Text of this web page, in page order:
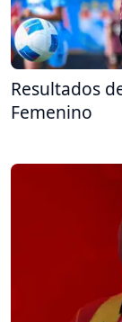
Resultados
Femenino